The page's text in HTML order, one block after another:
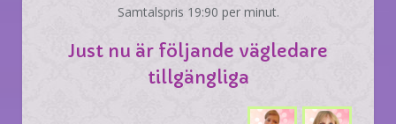
Samtalspris 19:90 per minut.
Just nu är följande vägledare
tillgängliga